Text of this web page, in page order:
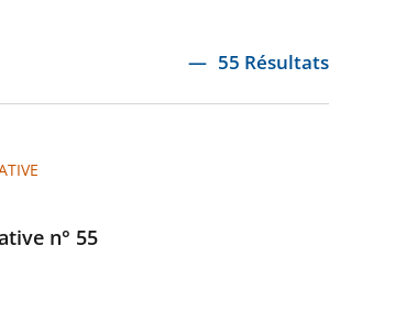
55 Résultats
n° 55